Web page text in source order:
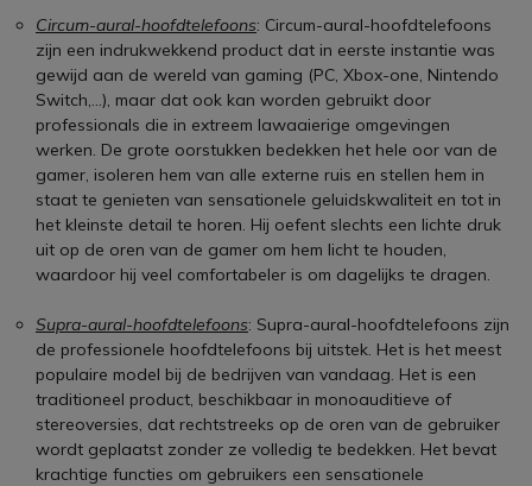
Circum-aural-hoofdtelefoons: Circum-aural-hoofdtelefoons
zijn een indrukwekkend product dat in eerste instantie was
gewijd aan de wereld van gaming (PC, Xbox-one, Nintendo
Switch,...), maar dat ook kan worden gebruikt door
professionals die in extreem lawaaierige omgevingen
werken. De grote oorstukken bedekken het hele oor van de
gamer, isoleren hem van alle externe ruis en stellen hem in
staat te genieten van sensationele geluidskwaliteit en tot in
het kleinste detail te horen. Hij oefent slechts een lichte druk
uit op de oren van de gamer om hem licht te houden,
waardoor hij veel comfortabeler is om dagelijks te dragen.
Supra-aural-hoofdtelefoons: Supra-aural-hoofdtelefoons zijn
de professionele hoofdtelefoons bij uitstek. Het is het meest
populaire model bij de bedrijven van vandaag. Het is een
traditioneel product, beschikbaar in monoauditieve of
stereoversies, dat rechtstreeks op de oren van de gebruiker
wordt geplaatst zonder ze volledig te bedekken. Het bevat
krachtige functies om gebruikers een sensationele